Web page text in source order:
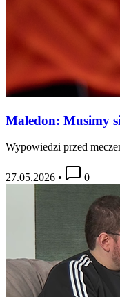
Maledon: Musimy
Wypowiedzi przed
27.05.2026 • 0